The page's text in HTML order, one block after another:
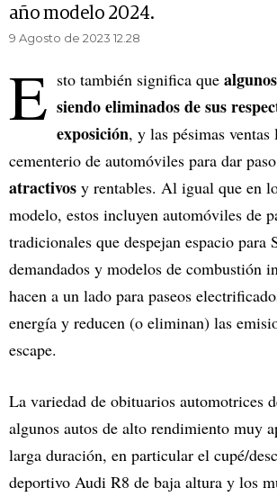
año modelo 2024.
9 Agosto de 2023 12.28
E sto también significa que
siendo eliminados de sus
exposición, y las pésimas
cementerio de automóviles para dar
atractivos y rentables. Al igual que en
modelo, estos incluyen automóviles de
tradicionales que despejan espacio para
demandados y modelos de combustión
hacen a un lado para paseos
energía y reducen (o eliminan) las
escape.
La variedad de obituarios automotrices
algunos autos de alto rendimiento muy
larga duración, en particular el cupé/
deportivo Audi R8 de baja altura y los